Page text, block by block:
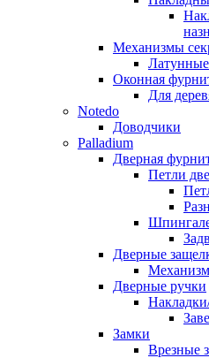
Механизмы
Оконная
Для
Notedo
Доводчики
Palladium
Дверная
Петли
Дверные
Дверные ручки
Замки
Врезные